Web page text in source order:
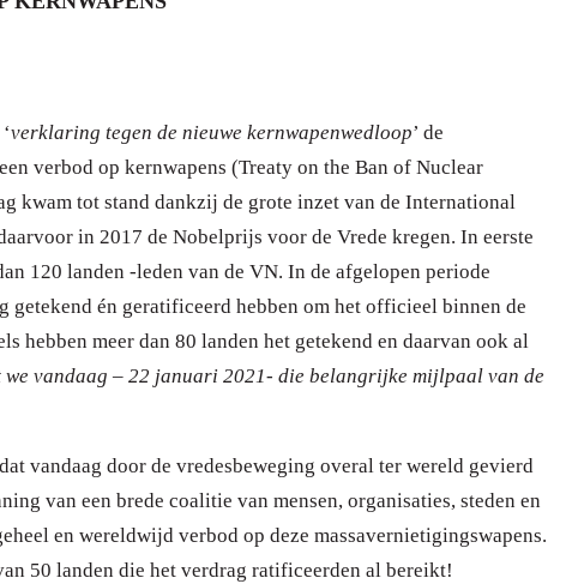
verklaring tegen de nieuwe kernwapenwedloop’ de
verbod op kernwapens (Treaty on the Ban of Nuclear
kwam tot stand dankzij de grote inzet van de International
in 2017 de Nobelprijs voor de Vrede kregen.In eerste
120 landen -leden van de VN.In de afgelopen periode
getekend én geratificeerd hebben om het officieel binnen de
hebben meer dan 80 landen het getekend en daarvan ook al
we vandaag – 22 januari 2021- die belangrijke mijlpaalvan de
vandaag door de vredesbeweging overalter wereld gevierd
van een brede coalitie van mensen, organisaties, steden en
en wereldwijd verbod op deze massavernietigingswapens.
50 landen die het verdrag ratificeerden al bereikt!